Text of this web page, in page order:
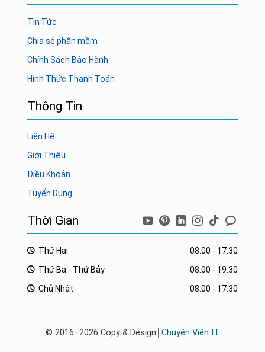
Tin Tức
Chia sẻ phần mềm
Chính Sách Bảo Hành
Hình Thức Thanh Toán
Thông Tin
Liên Hệ
Giới Thiệu
Điều Khoản
Tuyển Dụng
Thời Gian
Thứ Hai
08:00 - 17:30
Thứ Ba - Thứ Bảy
08:00 - 19:30
Chủ Nhật
08:00 - 17:30
© 2016–2026 Copy & Design│ Chuyên Viên IT